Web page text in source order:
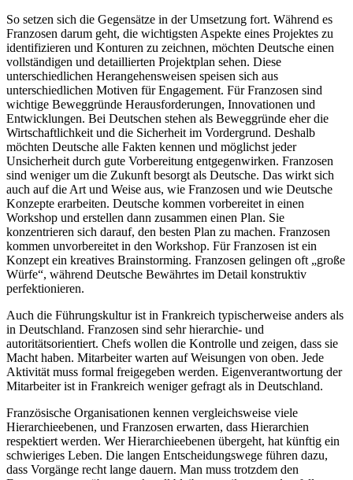
So setzen sich die Gegensätze in der Umsetzung fort. Während es
Franzosen darum geht, die wichtigsten Aspekte eines Projektes zu
identifizieren und Konturen zu zeichnen, möchten Deutsche einen
vollständigen und detaillierten Projektplan sehen. Diese
unterschiedlichen Herangehensweisen speisen sich aus
unterschiedlichen Motiven für Engagement. Für Franzosen sind
wichtige Beweggründe Herausforderungen, Innovationen und
Entwicklungen. Bei Deutschen stehen als Beweggründe eher die
Wirtschaftlichkeit und die Sicherheit im Vordergrund. Deshalb
möchten Deutsche alle Fakten kennen und möglichst jeder
Unsicherheit durch gute Vorbereitung entgegenwirken. Franzosen
sind weniger um die Zukunft besorgt als Deutsche. Das wirkt sich
auch auf die Art und Weise aus, wie Franzosen und wie Deutsche
Konzepte erarbeiten. Deutsche kommen vorbereitet in einen
Workshop und erstellen dann zusammen einen Plan. Sie
konzentrieren sich darauf, den besten Plan zu machen. Franzosen
kommen unvorbereitet in den Workshop. Für Franzosen ist ein
Konzept ein kreatives Brainstorming. Franzosen gelingen oft „große
Würfe“, während Deutsche Bewährtes im Detail konstruktiv
perfektionieren.
Auch die Führungskultur ist in Frankreich typischerweise anders als
in Deutschland. Franzosen sind sehr hierarchie- und
autoritätsorientiert. Chefs wollen die Kontrolle und zeigen, dass sie
Macht haben. Mitarbeiter warten auf Weisungen von oben. Jede
Aktivität muss formal freigegeben werden. Eigenverantwortung der
Mitarbeiter ist in Frankreich weniger gefragt als in Deutschland.
Französische Organisationen kennen vergleichsweise viele
Hierarchieebenen, und Franzosen erwarten, dass Hierarchien
respektiert werden. Wer Hierarchieebenen übergeht, hat künftig ein
schwieriges Leben. Die langen Entscheidungswege führen dazu,
dass Vorgänge recht lange dauern. Man muss trotzdem den